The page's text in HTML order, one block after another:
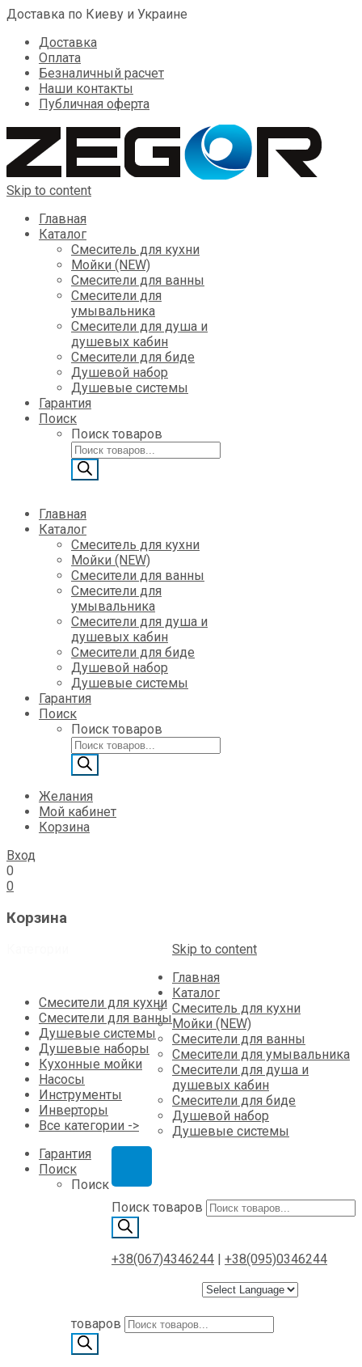
Доставка по Киеву и Украине
Доставка
Оплата
Безналичный расчет
Наши контакты
Публичная оферта
Skip to content
Главная
Каталог
Смеситель для кухни
Мойки (NEW)
Смесители для ванны
Смесители для
умывальника
Смесители для душа и
душевых кабин
Смесители для биде
Душевой набор
Душевые системы
Гарантия
Поиск
Поиск товаров
Главная
Каталог
Смеситель для кухни
Мойки (NEW)
Смесители для ванны
Смесители для
умывальника
Смесители для душа и
душевых кабин
Смесители для биде
Душевой набор
Душевые системы
Гарантия
Поиск
Поиск товаров
Желания
Мой кабинет
Корзина
Вход
0
0
Корзина
Смесители для кухни
Смесители для ванны
Душевые системы
Душевые наборы
Кухонные мойки
Насосы
Инструменты
Инверторы
Все категории ->
Поиск товаров
+38(067)4346244 +38(095)0346244
Skip to content
Главная
Каталог
Смеситель для кухни
Мойки (NEW)
Смесители для ванны
Смесители для умывальника
Смесители для душа и
душевых кабин
Смесители для биде
Душевой набор
Душевые системы
Гарантия
Поиск
Поиск
товаров